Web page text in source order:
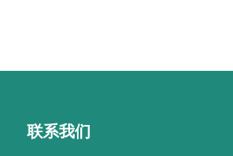
联系我们